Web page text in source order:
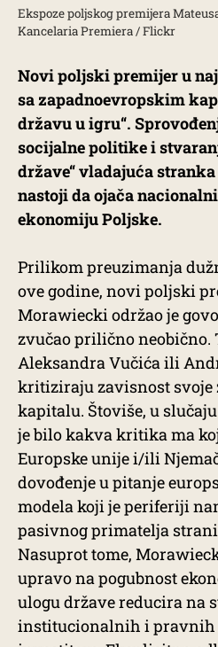
Ekspoze poljskog premijera
Kancelaria Premiera / Flickr
Novi poljski premijer u
sa zapadnoevropskim
državu u igru“.
socijalne politike i
države“ vladajuća
nastoji da ojača
ekonomiju Poljske.
Prilikom preuzimanja
ove godine, novi poljski
Morawiecki održao je
zvučao prilično
Aleksandra Vučića ili
kritiziraju zavisnost svoje
kapitalu. Štoviše, u
je bilo kakva kritika ma
Europske unije i/ili
dovođenje u pitanje
modela koji je periferiji
pasivnog primatelja
Nasuprot tome,
upravo na pogubnost
ulogu države reducira na
institucionalnih i pravnih